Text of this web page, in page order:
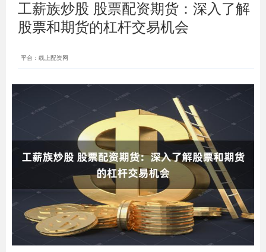
工薪族炒股 股票配资期货：深入了解
股票和期货的杠杆交易机会
平台：线上配资网